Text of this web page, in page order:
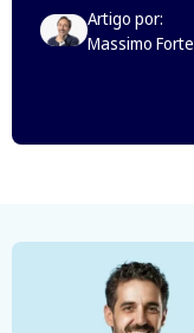
Artigo por:
Massimo Forte